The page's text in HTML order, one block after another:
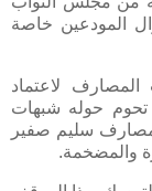
المودعين خاصة
لاعتماد
تحوم حوله شبهات
سليم صفير
والمضخمة.